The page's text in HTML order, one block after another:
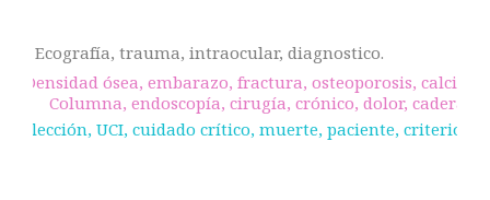
Ecografía, trauma, intraocular, diagnostico.
Densidad ósea, embarazo, fractura, osteoporosis, calcio.
Columna, endoscopía, cirugía, crónico, dolor, cadera.
Selección, UCI, cuidado crítico, muerte, paciente, criterios.